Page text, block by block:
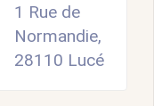
1 Rue de
Normandie,
28110 Lucé